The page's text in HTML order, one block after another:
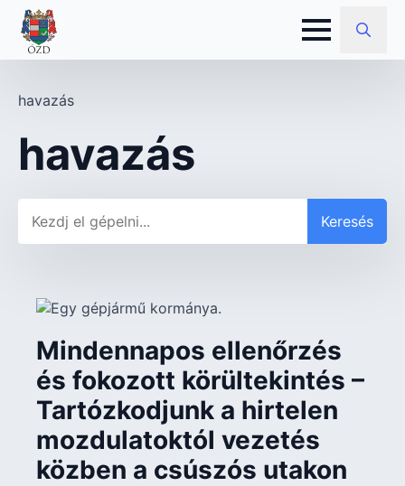
Search
havazás
havazás
Keresés
Mindennapos ellenőrzés
és fokozott körültekintés –
Tartózkodjunk a hirtelen
mozdulatoktól vezetés
közben a csúszós utakon